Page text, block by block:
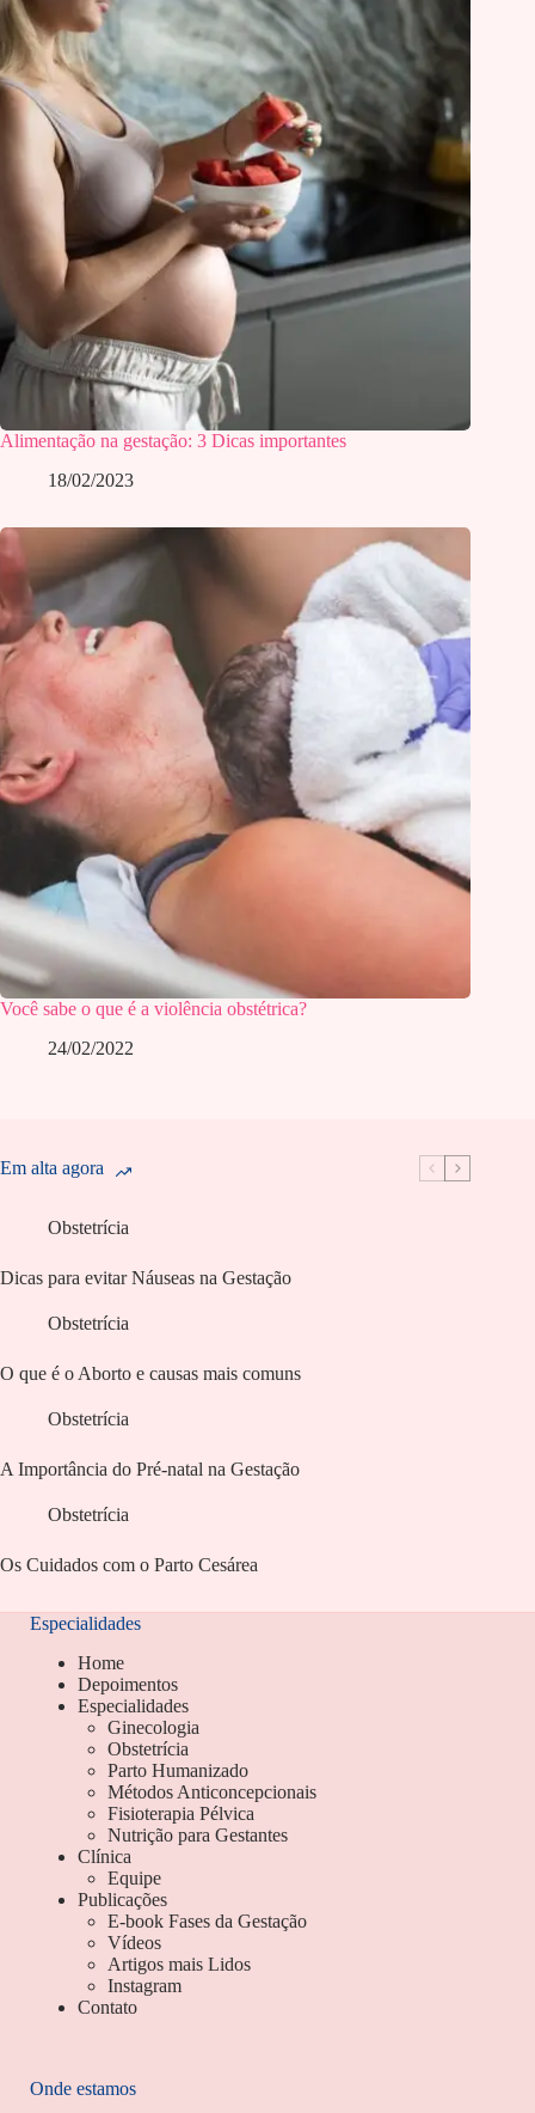
Alimentação na gestação: 3 Dicas importantes
18/02/2023
Você sabe o que é a violência obstétrica?
24/02/2022
Em alta agora
Obstetrícia
Dicas para evitar Náuseas na Gestação
Obstetrícia
O que é o Aborto e causas mais comuns
Obstetrícia
A Importância do Pré-natal na Gestação
Obstetrícia
Os Cuidados com o Parto Cesárea
Especialidades
Home
Depoimentos
Especialidades
Ginecologia
Obstetrícia
Parto Humanizado
Métodos Anticoncepcionais
Fisioterapia Pélvica
Nutrição para Gestantes
Clínica
Equipe
Publicações
E-book Fases da Gestação
Vídeos
Artigos mais Lidos
Instagram
Contato
Onde estamos